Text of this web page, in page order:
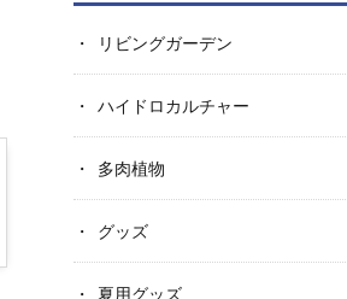
リビングガーデン
ハイドロカルチャー
多肉植物
グッズ
夏用グッズ